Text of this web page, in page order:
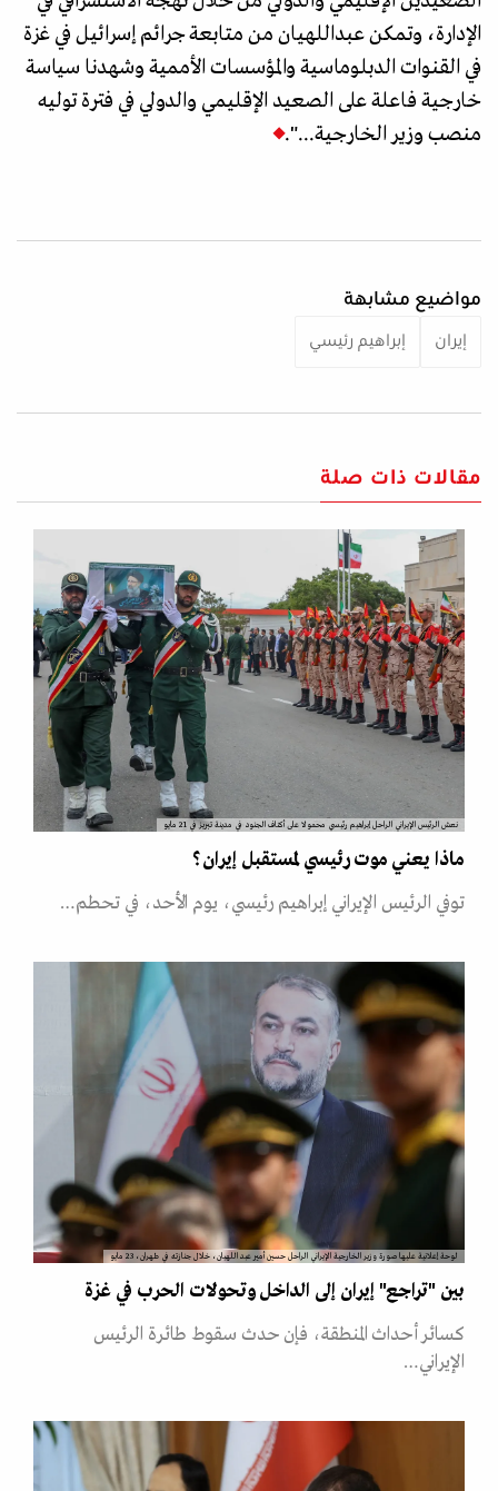
الإدارة، وتمكن عبداللهيان من متابعة جرائم إسرائيل في غزة
في القنوات الدبلوماسية والمؤسسات الأممية وشهدنا سياسة
خارجية فاعلة على الصعيد الإقليمي والدولي في فترة توليه
منصب وزير الخارجية...".
مواضيع مشابهة
إيران إبراهيم رئيسي
مقالات ذات صلة
نعش الرئيس الإيراني الراحل إبراهيم رئيسي محمولا على أكتاف الجنود في مدينة تبريز في 21 مايو
ماذا يعني موت رئيسي لمستقبل إيران؟
توفي الرئيس الإيراني إبراهيم رئيسي، يوم الأحد، في تحطم…
لوحة إعلانية عليها صورة وزير الخارجية الإيراني الراحل حسين أمير عبد اللهيان، خلال جنازته في طهران، 23 مايو
بين "تراجع" إيران إلى الداخل وتحولات الحرب في غزة
كسائر أحداث المنطقة، فإن حدث سقوط طائرة الرئيس
الإيراني…